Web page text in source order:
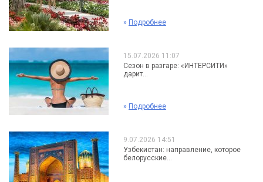
» Подробнее
15.07.2026 11:07
Сезон в разгаре: «ИНТЕРСИТИ»
дарит...
» Подробнее
9.07.2026 14:51
Узбекистан: направление, которое
белорусские...